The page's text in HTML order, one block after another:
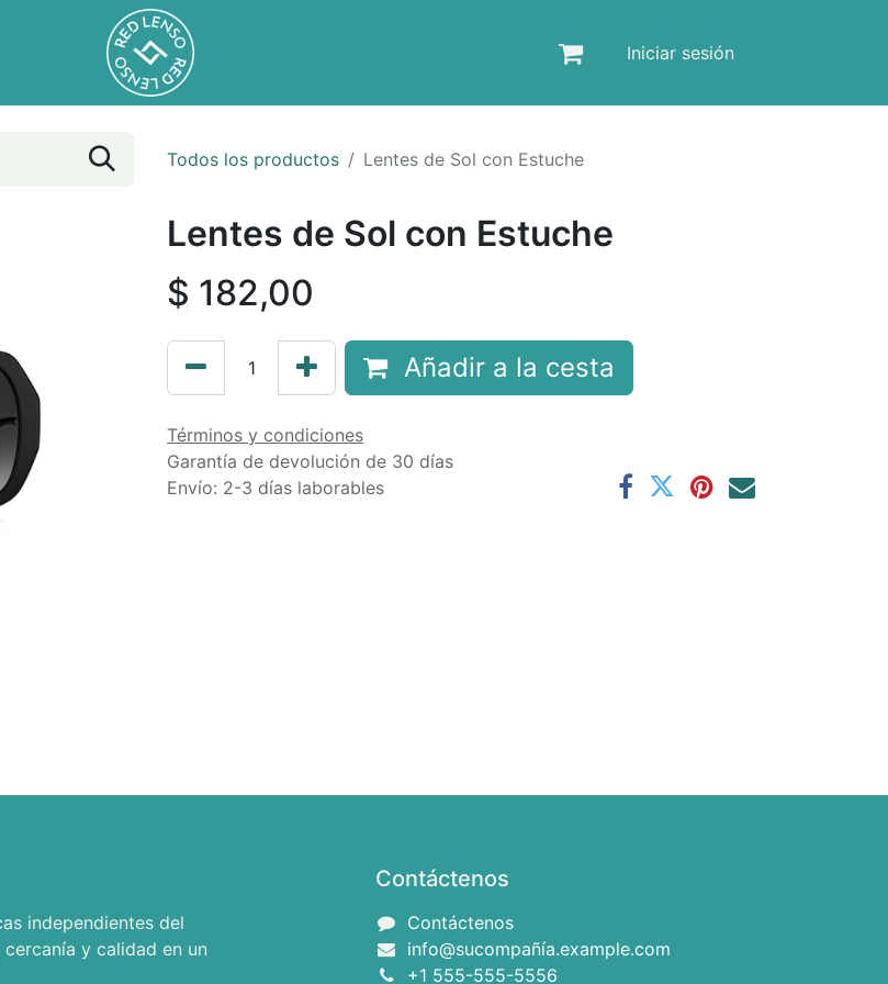
Iniciar sesión
Todos los productos Lentes de Sol con Estuche
Lentes de Sol con Estuche
$ 182,00
Añadir a la cesta
Términos y condiciones
Garantía de devolución de 30 días
Envío: 2-3 días laborables
independientes del
y calidad en un
Contáctenos
Contáctenos
info@sucompañía.example.com
+1 555-555-5556